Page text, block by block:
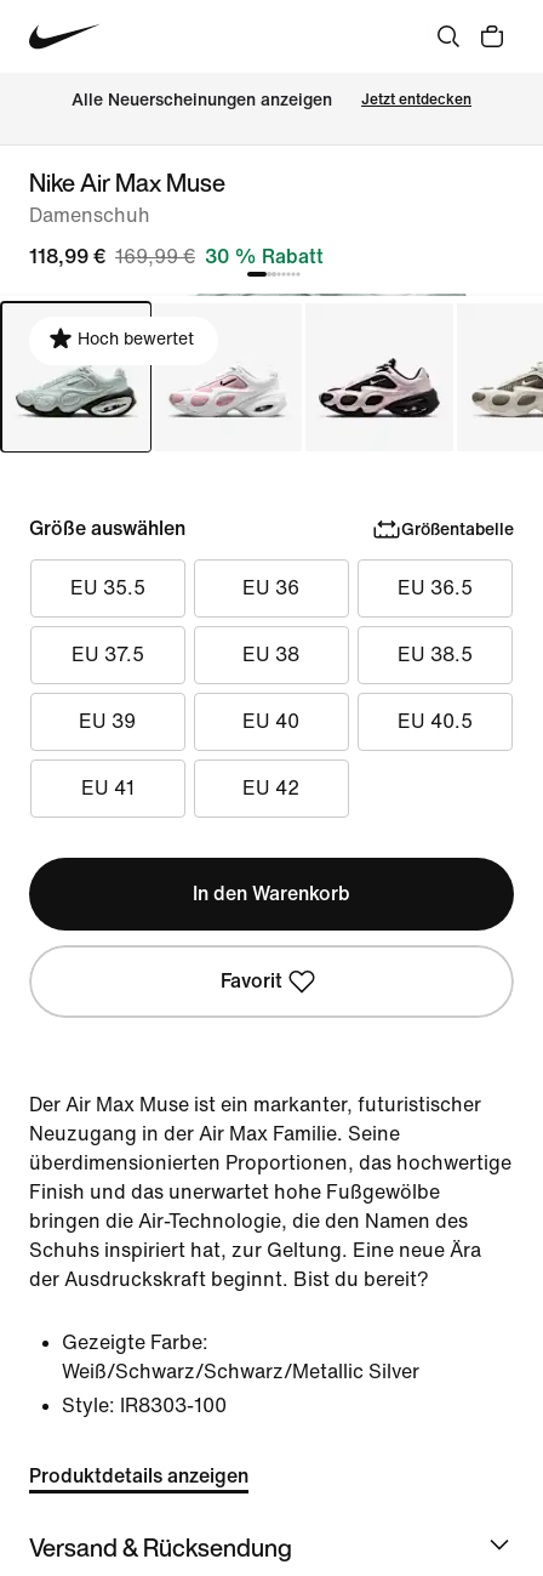
Alle Neuerscheinungen anzeigen Jetzt entdecken
Nike Air Max Muse
Damenschuh
118,99 € 169,99 € 30 % Rabatt
Hoch bewertet
Größe auswählen Größentabelle
EU 35.5 EU 36 EU 36.5
EU 37.5 EU 38 EU 38.5
EU 39 EU 40 EU 40.5
EU 41 EU 42
In den Warenkorb
Favorit
Der Air Max Muse ist ein markanter, futuristischer
Neuzugang in der Air Max Familie. Seine
überdimensionierten Proportionen, das hochwertige
Finish und das unerwartet hohe Fußgewölbe
bringen die Air-Technologie, die den Namen des
Schuhs inspiriert hat, zur Geltung. Eine neue Ära
der Ausdruckskraft beginnt. Bist du bereit?
Gezeigte Farbe:
Weiß/Schwarz/Schwarz/Metallic Silver
Style:
IR8303-100
Produktdetails anzeigen
Versand & Rücksendung